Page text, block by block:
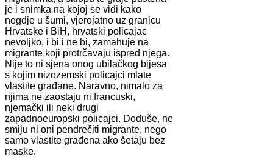
je i snimka na kojoj se vidi kako
negdje u šumi, vjerojatno uz granicu
Hrvatske i BiH, hrvatski policajac
nevoljko, i bi i ne bi, zamahuje na
migrante koji protrčavaju ispred njega.
Nije to ni sjena onog ubilačkog bijesa
s kojim nizozemski policajci mlate
vlastite građane. Naravno, nimalo za
njima ne zaostaju ni francuski,
njemački ili neki drugi
zapadnoeuropski policajci. Doduše, ne
smiju ni oni pendrečiti migrante, nego
samo vlastite građena ako šetaju bez
maske.